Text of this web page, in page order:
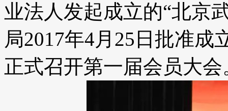
业法人发起成立的“北京
局2017年4月25日批准
正式召开第一届会员大会